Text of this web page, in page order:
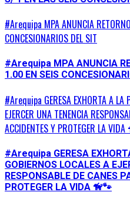
#Arequipa MPA ANUNCIA
CONCESIONARIOS DEL SIT
#Arequipa MPA ANUNCIA
1.00 EN SEIS
#Arequipa GERESA EXHORTA A LA
EJERCER UNA TENENCIA
ACCIDENTES Y PROTEGER LA
#Arequipa GERESA
GOBIERNOS LOCALES A
RESPONSABLE DE CANES
PROTEGER LA VIDA 🦮🐾